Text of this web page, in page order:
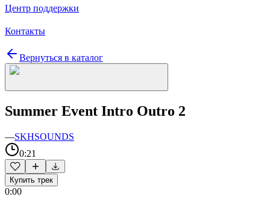
Центр поддержки
Контакты
Вернуться в каталог
Summer Event Intro Outro 2
—SKHSOUNDS
0:21
Купить трек
0:00